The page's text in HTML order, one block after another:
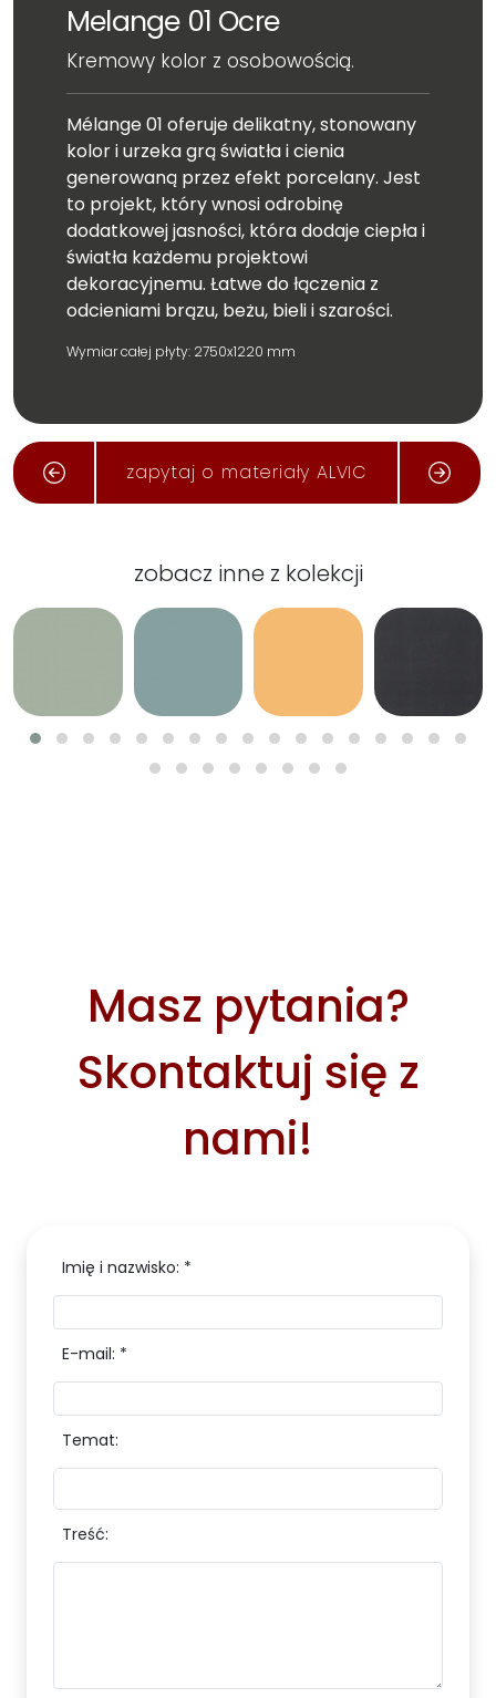
Melange 01 Ocre
Kremowy kolor z osobowością.
Mélange 01 oferuje delikatny, stonowany
kolor i urzeka grą światła i cienia
generowaną przez efekt porcelany. Jest
to projekt, który wnosi odrobinę
dodatkowej jasności, która dodaje ciepła i
światła każdemu projektowi
dekoracyjnemu. Łatwe do łączenia z
odcieniami brązu, beżu, bieli i szarości.
Wymiar całej płyty: 2750x1220 mm
zapytaj o materiały ALVIC
zobacz inne z kolekcji
Masz pytania?
Skontaktuj się z
nami!
Imię i nazwisko: *
E-mail: *
Temat:
Treść: